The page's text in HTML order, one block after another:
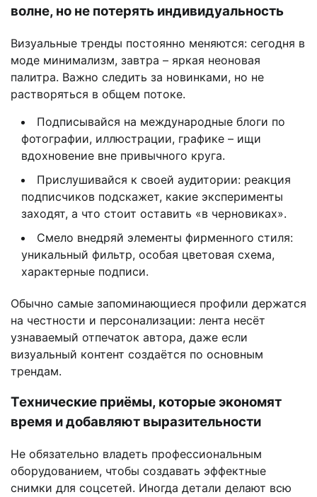
волне, но не потерять индивидуальность
Визуальные тренды постоянно меняются: сегодня в
моде минимализм, завтра – яркая неоновая
палитра. Важно следить за новинками, но не
растворяться в общем потоке.
Подписывайся на международные блоги по
фотографии, иллюстрации, графике – ищи
вдохновение вне привычного круга.
Прислушивайся к своей аудитории: реакция
подписчиков подскажет, какие эксперименты
заходят, а что стоит оставить «в черновиках».
Смело внедряй элементы фирменного стиля:
уникальный фильтр, особая цветовая схема,
характерные подписи.
Обычно самые запоминающиеся профили держатся
на честности и персонализации: лента несёт
узнаваемый отпечаток автора, даже если
визуальный контент создаётся по основным
трендам.
Технические приёмы, которые экономят
время и добавляют выразительности
Не обязательно владеть профессиональным
оборудованием, чтобы создавать эффектные
снимки для соцсетей. Иногда детали делают всю